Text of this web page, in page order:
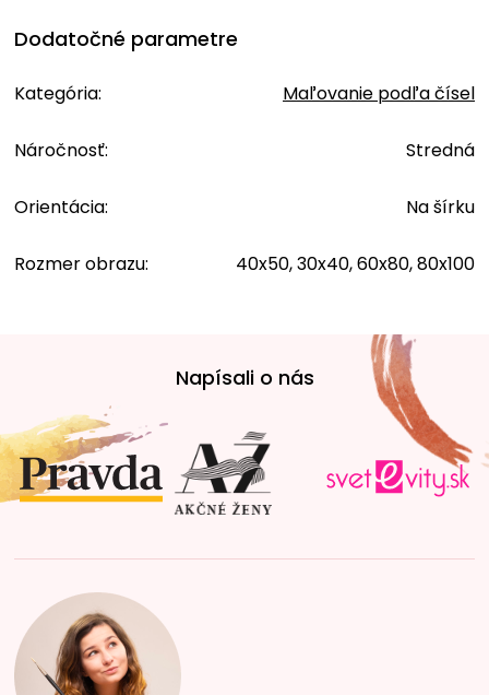
Dodatočné parametre
Kategória: Maľovanie podľa čísel
Náročnosť: Stredná
Orientácia: Na šírku
Rozmer obrazu: 40x50, 30x40, 60x80, 80x100
t
i
e
Napísali o nás